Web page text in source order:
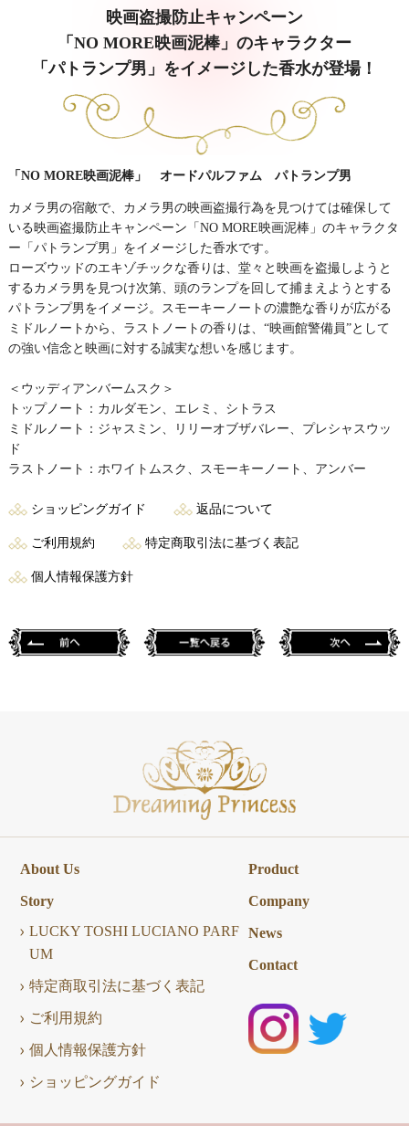
映画盗撮防止キャンペーン
「NO MORE映画泥棒」のキャラクター
「パトランプ男」をイメージした香水が登場！
「NO MORE映画泥棒」 オードパルファム パトランプ男
カメラ男の宿敵で、カメラ男の映画盗撮行為を見つけては確保して
いる映画盗撮防止キャンペーン「NO MORE映画泥棒」のキャラクタ
ー「パトランプ男」をイメージした香水です。
ローズウッドのエキゾチックな香りは、堂々と映画を盗撮しようと
するカメラ男を見つけ次第、頭のランプを回して捕まえようとする
パトランプ男をイメージ。スモーキーノートの濃艶な香りが広がる
ミドルノートから、ラストノートの香りは、“映画館警備員”として
の強い信念と映画に対する誠実な想いを感じます。
＜ウッディアンバームスク＞
トップノート：カルダモン、エレミ、シトラス
ミドルノート：ジャスミン、リリーオブザバレー、プレシャスウッ
ド
ラストノート：ホワイトムスク、スモーキーノート、アンバー
ショッピングガイド 返品について
ご利用規約 特定商取引法に基づく表記
個人情報保護方針
About Us
Story
LUCKY TOSHI LUCIANO PARF
UM
特定商取引法に基づく表記
ご利用規約
個人情報保護方針
ショッピングガイド
Product
Company
News
Contact